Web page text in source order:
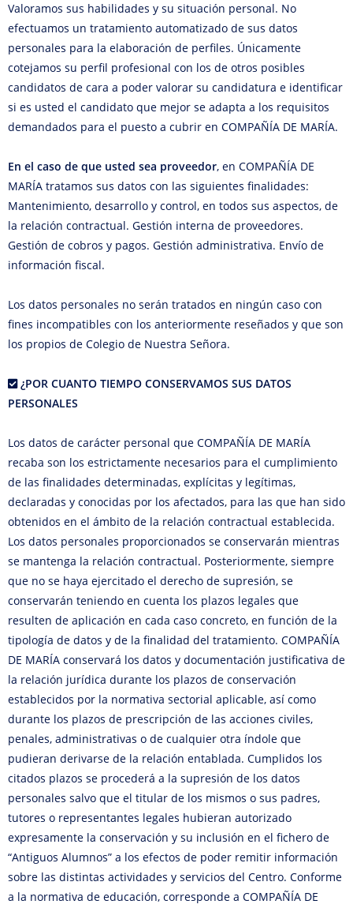
Valoramos sus habilidades y su situación personal. No
efectuamos un tratamiento automatizado de sus datos
personales para la elaboración de perfiles. Únicamente
cotejamos su perfil profesional con los de otros posibles
candidatos de cara a poder valorar su candidatura e identificar
si es usted el candidato que mejor se adapta a los requisitos
demandados para el puesto a cubrir en COMPAÑÍA DE MARÍA.
En el caso de que usted sea proveedor, en COMPAÑÍA DE
MARÍA tratamos sus datos con las siguientes finalidades:
Mantenimiento, desarrollo y control, en todos sus aspectos, de
la relación contractual. Gestión interna de proveedores.
Gestión de cobros y pagos. Gestión administrativa. Envío de
información fiscal.
Los datos personales no serán tratados en ningún caso con
fines incompatibles con los anteriormente reseñados y que son
los propios de Colegio de Nuestra Señora.
¿POR CUANTO TIEMPO CONSERVAMOS SUS DATOS
PERSONALES
Los datos de carácter personal que COMPAÑÍA DE MARÍA
recaba son los estrictamente necesarios para el cumplimiento
de las finalidades determinadas, explícitas y legítimas,
declaradas y conocidas por los afectados, para las que han sido
obtenidos en el ámbito de la relación contractual establecida.
Los datos personales proporcionados se conservarán mientras
se mantenga la relación contractual. Posteriormente, siempre
que no se haya ejercitado el derecho de supresión, se
conservarán teniendo en cuenta los plazos legales que
resulten de aplicación en cada caso concreto, en función de la
tipología de datos y de la finalidad del tratamiento. COMPAÑÍA
DE MARÍA conservará los datos y documentación justificativa de
la relación jurídica durante los plazos de conservación
establecidos por la normativa sectorial aplicable, así como
durante los plazos de prescripción de las acciones civiles,
penales, administrativas o de cualquier otra índole que
pudieran derivarse de la relación entablada. Cumplidos los
citados plazos se procederá a la supresión de los datos
personales salvo que el titular de los mismos o sus padres,
tutores o representantes legales hubieran autorizado
expresamente la conservación y su inclusión en el fichero de
“Antiguos Alumnos” a los efectos de poder remitir información
sobre las distintas actividades y servicios del Centro. Conforme
a la normativa de educación, corresponde a COMPAÑÍA DE